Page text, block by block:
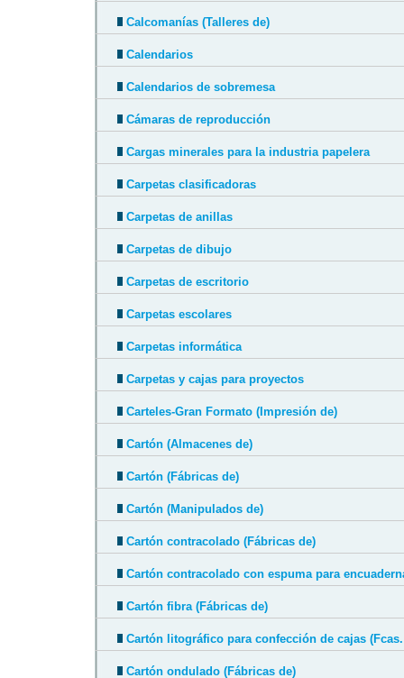
Calcomanías (Talleres de)
Calendarios
Calendarios de sobremesa
Cámaras de reproducción
Cargas minerales para la industria papelera
Carpetas clasificadoras
Carpetas de anillas
Carpetas de dibujo
Carpetas de escritorio
Carpetas escolares
Carpetas informática
Carpetas y cajas para proyectos
Carteles-Gran Formato (Impresión de)
Cartón (Almacenes de)
Cartón (Fábricas de)
Cartón (Manipulados de)
Cartón contracolado (Fábricas de)
Cartón contracolado con espuma para
Cartón fibra (Fábricas de)
Cartón litográfico para confección de cajas
Cartón ondulado (Fábricas de)